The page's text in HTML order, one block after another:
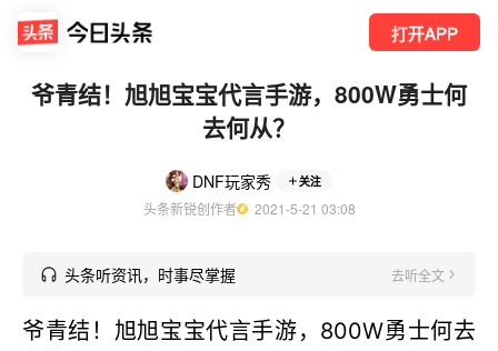
打开APP
爷青结！旭旭宝宝代言手游，800W勇士何
去何从？
DNF玩家秀 关注
头条新锐创作者
  2021-5-21 03:08
头条听资讯，时事尽掌握 去听全文
爷青结！旭旭宝宝代言手游，800W勇士何去